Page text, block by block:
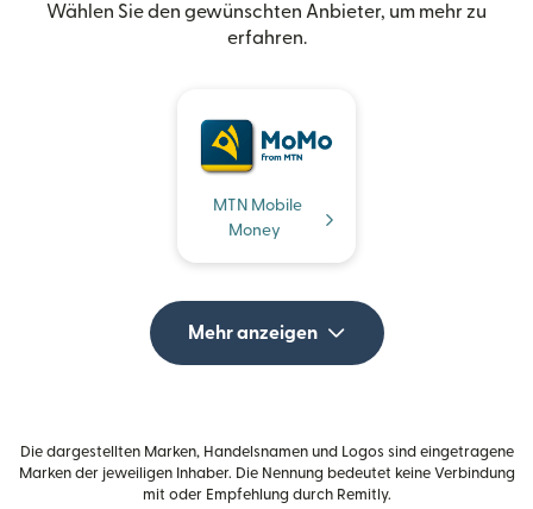
Wählen Sie den gewünschten Anbieter, um mehr zu
erfahren.
MTN Mobile
Money
Mehr anzeigen
Die dargestellten Marken, Handelsnamen und Logos sind eingetragene
Marken der jeweiligen Inhaber. Die Nennung bedeutet keine Verbindung
mit oder Empfehlung durch Remitly.